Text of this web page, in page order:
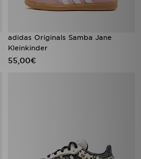
adidas Originals Samba Jane
Kleinkinder
55,00€